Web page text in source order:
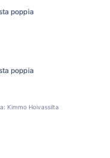
poppia
poppia
Kimmo Hoivassilta